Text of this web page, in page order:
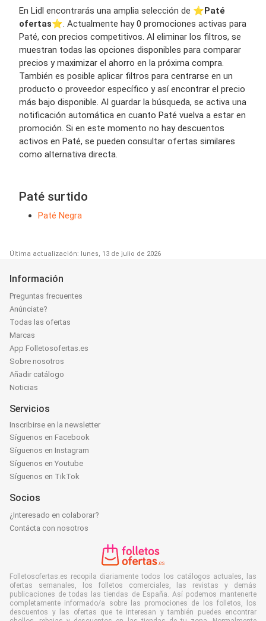
En Lidl encontrarás una amplia selección de ⭐️Paté
ofertas⭐️. Actualmente hay 0 promociones activas para
Paté, con precios competitivos. Al eliminar los filtros, se
muestran todas las opciones disponibles para comparar
precios y maximizar el ahorro en la próxima compra.
También es posible aplicar filtros para centrarse en un
producto o proveedor específico y así encontrar el precio
más bajo disponible. Al guardar la búsqueda, se activa una
notificación automática en cuanto Paté vuelva a estar en
promoción. Si en este momento no hay descuentos
activos en Paté, se pueden consultar ofertas similares
como alternativa directa.
Paté surtido
Paté Negra
Última actualización: lunes, 13 de julio de 2026
Información
Preguntas frecuentes
Anúnciate?
Todas las ofertas
Marcas
App Folletosofertas.es
Sobre nosotros
Añadir catálogo
Noticias
Servicios
Inscribirse en la newsletter
Síguenos en Facebook
Síguenos en Instagram
Síguenos en Youtube
Síguenos en TikTok
Socios
¿Interesado en colaborar?
Contácta con nosotros
Folletosofertas.es recopila diariamente todos los catálogos actuales, las
ofertas semanales, los folletos comerciales, las revistas y demás
publicaciones de todas las tiendas de España. Así podemos mantenerte
completamente informado/a sobre las promociones de los folletos, los
descuentos y las ofertas que te interesan y también puedes encontrar